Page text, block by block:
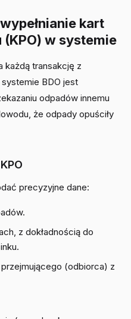
kart
w systemie
każdą transakcję z
BDO jest
odpadów innemu
że odpady opuściły
precyzyjne dane:
z dokładnością do
(odbiorca) z